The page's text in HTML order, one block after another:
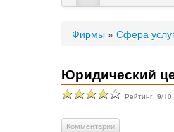
Фирмы » Сфера
Юридический
Рейтинг: 9/10
Комментарии